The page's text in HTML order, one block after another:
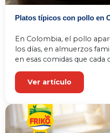
Platos típicos con pollo en
En Colombia, el pollo
los días, en almuerzos
en esas comidas que cada
Ver artículo